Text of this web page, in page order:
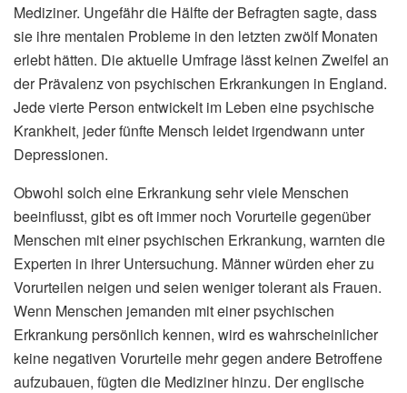
Mediziner. Ungefähr die Hälfte der Befragten sagte, dass
sie ihre mentalen Probleme in den letzten zwölf Monaten
erlebt hätten. Die aktuelle Umfrage lässt keinen Zweifel an
der Prävalenz von psychischen Erkrankungen in England.
Jede vierte Person entwickelt im Leben eine psychische
Krankheit, jeder fünfte Mensch leidet irgendwann unter
Depressionen.
Obwohl solch eine Erkrankung sehr viele Menschen
beeinflusst, gibt es oft immer noch Vorurteile gegenüber
Menschen mit einer psychischen Erkrankung, warnten die
Experten in ihrer Untersuchung. Männer würden eher zu
Vorurteilen neigen und seien weniger tolerant als Frauen.
Wenn Menschen jemanden mit einer psychischen
Erkrankung persönlich kennen, wird es wahrscheinlicher
keine negativen Vorurteile mehr gegen andere Betroffene
aufzubauen, fügten die Mediziner hinzu. Der englische